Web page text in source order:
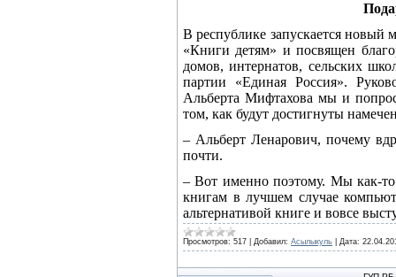
В республике запускается новый
«Книги детям» и посвящен
домов, интернатов, сельских
партии «Единая Россия».
Альберта Мифтахова мы и
том, как будут достигнуты
– Альберт Ленарович, почему
почти.
– Вот именно поэтому. Мы как-
книгам в лучшем случае
альтернативой книге и вовсе
Просмотров: 517 Добавил: Асылыкуль Дата: